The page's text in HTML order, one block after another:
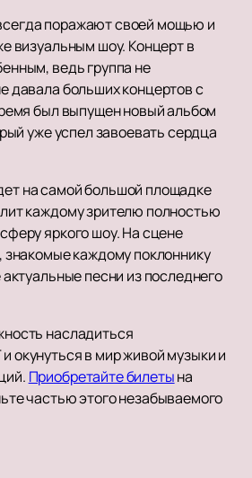
поражают своей мощью и
визуальным шоу. Концерт в
ведь группа не
давала больших концертов с
был выпущен новый альбом
уже успел завоевать сердца
на самой большой площадке
каждому зрителю полностью
яркого шоу. На сцене
знакомые каждому поклоннику
песни из последнего
насладиться
окунуться в мир живой музыки и
Приобретайте билетына
частью этого незабываемого